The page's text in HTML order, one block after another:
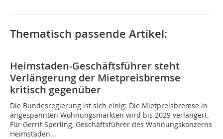
Thematisch passende Artikel:
Heimstaden-Geschäftsführer steht
Verlängerung der Mietpreisbremse
kritisch gegenüber
Die Bundesregierung ist sich einig: Die Mietpreisbremse in
angespannten Wohnungsmärkten wird bis 2029 verlängert.
Für Gerrit Sperling, Geschäftsführer des Wohnungskonzerns
Heimstaden...